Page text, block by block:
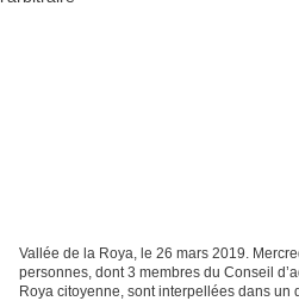
Vallée de la Roya, le 26 mars 2019.
personnes, dont 3 membres du Conseil
Roya citoyenne, sont interpellées dans un